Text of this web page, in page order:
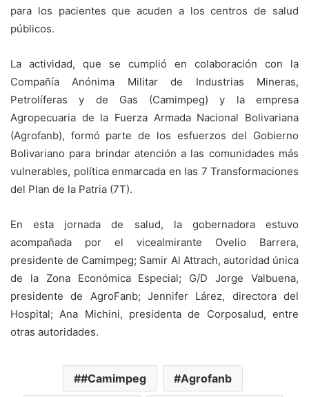
para los pacientes que acuden a los centros de salud
públicos.
La actividad, que se cumplió en colaboración con la
Compañía Anónima Militar de Industrias Mineras,
Petrolíferas y de Gas (Camimpeg) y la empresa
Agropecuaria de la Fuerza Armada Nacional Bolivariana
(Agrofanb), formó parte de los esfuerzos del Gobierno
Bolivariano para brindar atención a las comunidades más
vulnerables, política enmarcada en las 7 Transformaciones
del Plan de la Patria (7T).
En esta jornada de salud, la gobernadora estuvo
acompañada por el vicealmirante Ovelio Barrera,
presidente de Camimpeg; Samir Al Attrach, autoridad única
de la Zona Económica Especial; G/D Jorge Valbuena,
presidente de AgroFanb; Jennifer Lárez, directora del
Hospital; Ana Michini, presidenta de Corposalud, entre
otras autoridades.
#Camimpeg Agrofanb